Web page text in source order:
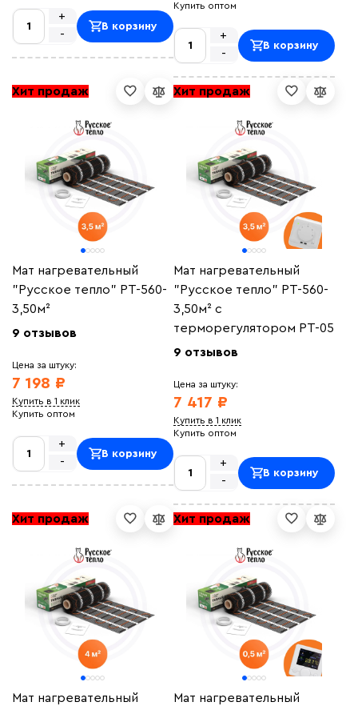
-
+
В корзину
Купить оптом
-
+
В корзину
Хит продаж
Мат нагревательный
"Русское тепло" РТ-560-
3,50м²
9 отзывов
Цена за штуку:
7 198 ₽
Купить в 1 клик
Купить оптом
-
+
В корзину
Хит продаж
Мат нагревательный
"Русское тепло" РТ-560-
3,50м² с
терморегулятором РТ-05
9 отзывов
Цена за штуку:
7 417 ₽
Купить в 1 клик
Купить оптом
-
+
В корзину
Хит продаж
Мат нагревательный
Хит продаж
Мат нагревательный